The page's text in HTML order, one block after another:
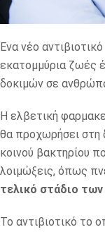
Ένα νέο
εκατομμύρια ζωές
δοκιμών σε
Η ελβετική
θα προχωρήσει στη
κοινού βακτηρίου
λοιμώξεις, όπως
τελικό στάδιο
Το αντιβιοτικό το